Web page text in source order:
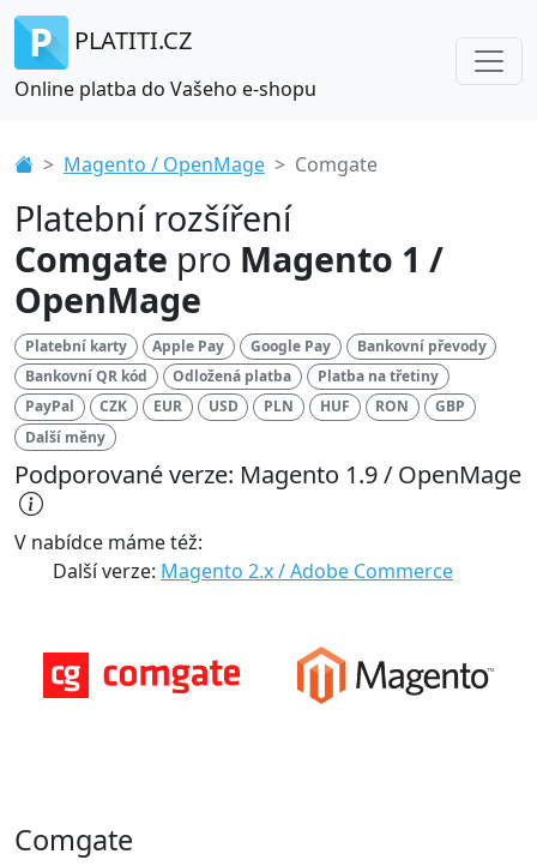
PLATITI.CZ
Online platba do Vašeho e-shopu
Magento / OpenMage Comgate
Platební rozšíření
Comgate pro Magento 1 /
OpenMage
Platební karty Apple Pay Google Pay
Bankovní převody
Bankovní QR kód
Odložená platba
Platba na třetiny
PayPal
CZK EUR USD PLN HUF RON
GBP
Další měny
Podporované verze: Magento 1.9 / OpenMage
V nabídce máme též:
Další verze: Magento 2.x / Adobe Commerce
Comgate